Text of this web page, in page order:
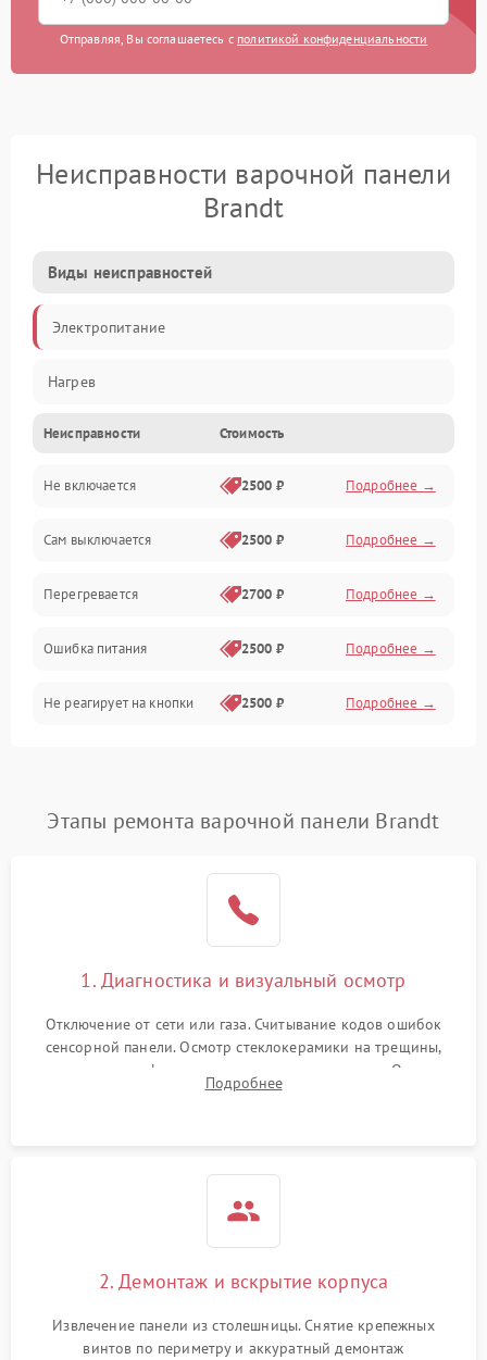
Отправляя, Вы соглашаетесь с политикой конфиденциальности
Неисправности варочной панели
Brandt
Виды неисправностей
Электропитание
Нагрев
Неисправности Стоимость
Не включается 2500 ₽ Подробнее →
Сам выключается 2500 ₽ Подробнее →
Перегревается 2700 ₽ Подробнее →
Ошибка питания 2500 ₽ Подробнее →
Не реагирует на кнопки 2500 ₽ Подробнее →
Этапы ремонта варочной панели Brandt
1. Диагностика и визуальный осмотр
Отключение от сети или газа. Считывание кодов ошибок
сенсорной панели. Осмотр стеклокерамики на трещины,
проверка конфорок на равномерность нагрева. Опрос
клиента о симптомах (не включается, не видит посуду,
Подробнее
2. Демонтаж и вскрытие корпуса
Извлечение панели из столешницы. Снятие крепежных
винтов по периметру и аккуратный демонтаж